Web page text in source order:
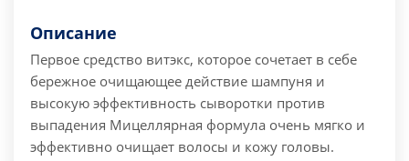
Описание
Первое средство витэкс, которое сочетает в себе
бережное очищающее действие шампуня и
высокую эффективность сыворотки против
выпадения Мицеллярная формула очень мягко и
эффективно очищает волосы и кожу головы.